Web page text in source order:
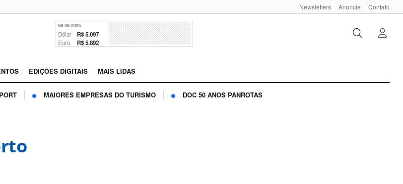
Newsletters Anuncie Contato
08-08-2026
Dólar R$ 5.097
Euro R$ 5.892
EDIÇÕES DIGITAIS MAIS LIDAS
MAIORES EMPRESAS DO TURISMO DOC 50 ANOS PANROTAS